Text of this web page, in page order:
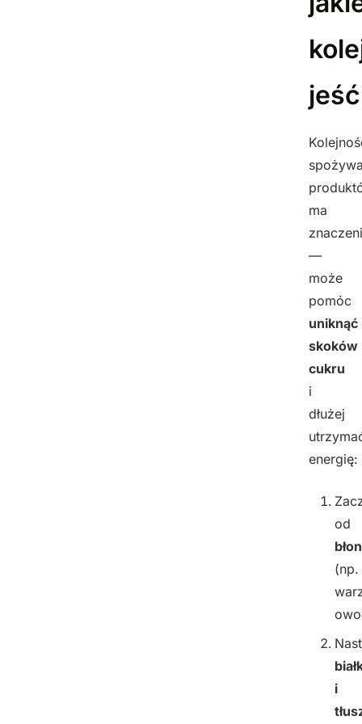
jeść
ma
—
może
pomóc
uniknąć
skoków
cukru
i
dłużej
energię:
od
(np.
i